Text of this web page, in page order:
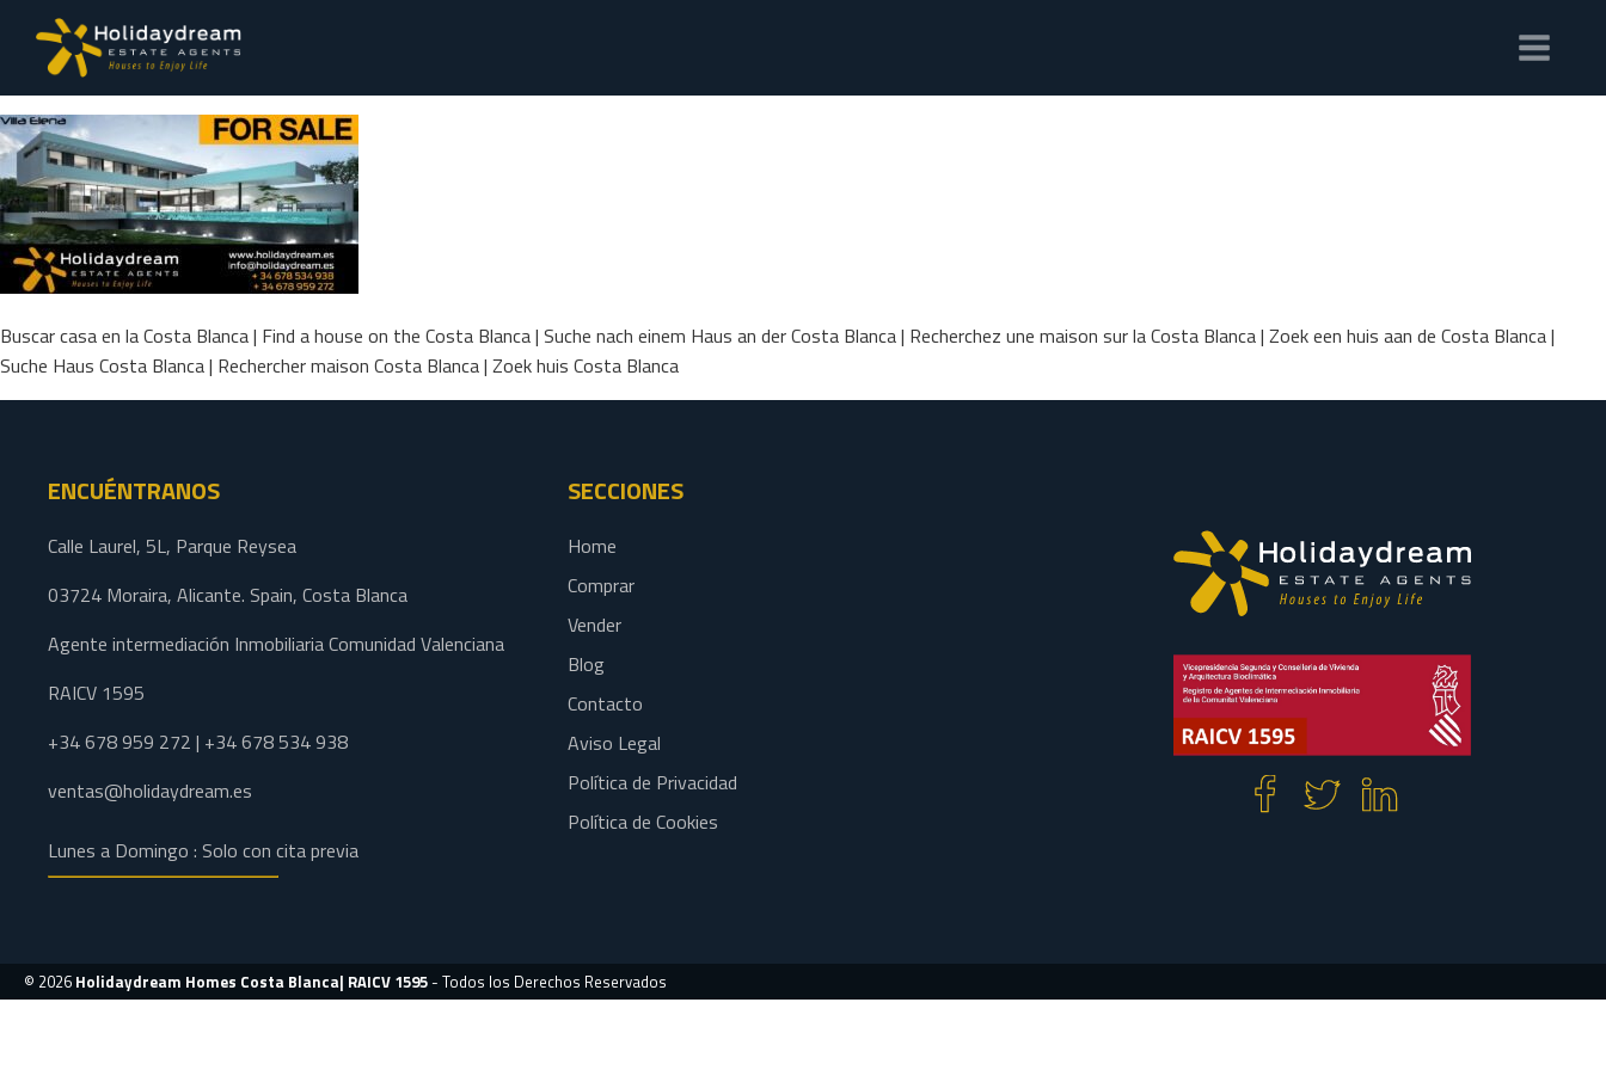
Buscar casa en la Costa Blanca | Find a house on the Costa Blanca | Suche nach einem Haus an der Costa Blanca | Recherchez une maison sur la Costa Blanca | Zoek een huis aan de Costa Blanca |
Suche Haus Costa Blanca | Rechercher maison Costa Blanca | Zoek huis Costa Blanca
ENCUÉNTRANOS
Calle Laurel, 5L, Parque Reysea
03724 Moraira, Alicante. Spain, Costa Blanca
Agente intermediación Inmobiliaria Comunidad Valenciana
RAICV 1595
+34 678 959 272 | +34 678 534 938
ventas@holidaydream.es
Lunes a Domingo : Solo con cita previa
SECCIONES
Home
Comprar
Vender
Blog
Contacto
Aviso Legal
Política de Privacidad
Política de Cookies
© 2026 Holidaydream Homes Costa Blanca| RAICV 1595 - Todos los Derechos Reservados